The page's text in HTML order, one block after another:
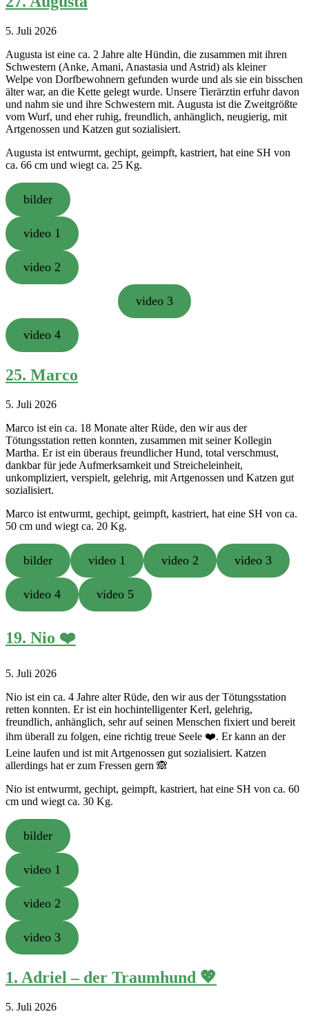
5. Juli 2026
Augusta ist eine ca. 2 Jahre alte Hündin, die zusammen mit ihren
Schwestern (Anke, Amani, Anastasia und Astrid) als kleiner
Welpe von Dorfbewohnern gefunden wurde und als sie ein bisschen
älter war, an die Kette gelegt wurde. Unsere Tierärztin erfuhr davon
und nahm sie und ihre Schwestern mit. Augusta ist die Zweitgrößte
vom Wurf, und eher ruhig, freundlich, anhänglich, neugierig, mit
Artgenossen und Katzen gut sozialisiert.
Augusta ist entwurmt, gechipt, geimpft, kastriert, hat eine SH von
ca. 66 cm und wiegt ca. 25 Kg.
bilder
video 1
video 2
video 3
video 4
25. Marco
5. Juli 2026
Marco ist ein ca. 18 Monate alter Rüde, den wir aus der
Tötungsstation retten konnten, zusammen mit seiner Kollegin
Martha. Er ist ein überaus freundlicher Hund, total verschmust,
dankbar für jede Aufmerksamkeit und Streicheleinheit,
unkompliziert, verspielt, gelehrig, mit Artgenossen und Katzen gut
sozialisiert.
Marco ist entwurmt, gechipt, geimpft, kastriert, hat eine SH von ca.
50 cm und wiegt ca. 20 Kg.
bilder video 1 video 2 video 3
video 4 video 5
19. Nio ❤️
5. Juli 2026
Nio ist ein ca. 4 Jahre alter Rüde, den wir aus der Tötungsstation
retten konnten. Er ist ein hochintelligenter Kerl, gelehrig,
freundlich, anhänglich, sehr auf seinen Menschen fixiert und bereit
ihm überall zu folgen, eine richtig treue Seele ❤️. Er kann an der
Leine laufen und ist mit Artgenossen gut sozialisiert. Katzen
allerdings hat er zum Fressen gern 🙈
Nio ist entwurmt, gechipt, geimpft, kastriert, hat eine SH von ca. 60
cm und wiegt ca. 30 Kg.
bilder
video 1
video 2
video 3
1. Adriel – der Traumhund 💖
5. Juli 2026